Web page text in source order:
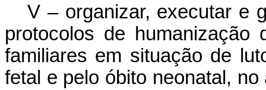
V – organizar, executar e
protocolos de
familiares em situação de
fetal e pelo óbito neonatal,